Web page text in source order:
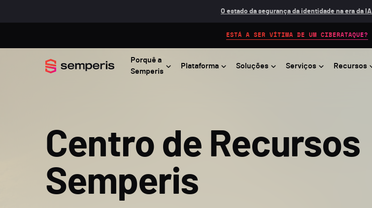
O estado da segurança da identidade na era da IA
Porquê a
Semperis
Plataforma Soluções Serviços Recursos
ESTÁ A SER VÍTIMA DE UM CIBERATAQUE?
Centro de Recursos
Semperis